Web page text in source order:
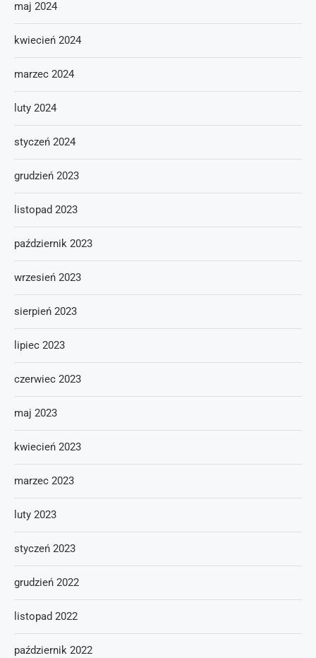
maj 2024
kwiecień 2024
marzec 2024
luty 2024
styczeń 2024
grudzień 2023
listopad 2023
październik 2023
wrzesień 2023
sierpień 2023
lipiec 2023
czerwiec 2023
maj 2023
kwiecień 2023
marzec 2023
luty 2023
styczeń 2023
grudzień 2022
listopad 2022
październik 2022